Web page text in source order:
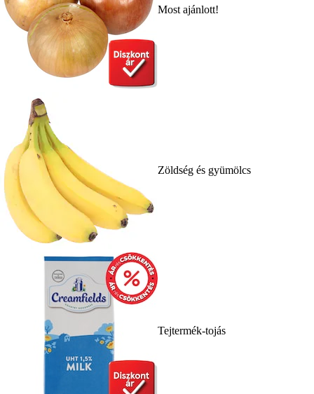
Most ajánlott!
Zöldség és gyümölcs
Tejtermék-tojás